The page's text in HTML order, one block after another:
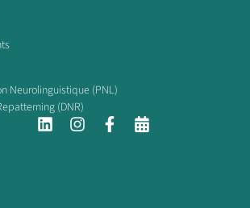
Neurolinguistique (PNL)
(DNR)